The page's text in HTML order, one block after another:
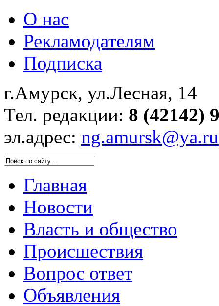
О нас
Рекламодателям
Подписка
г.Амурск, ул.Лесная, 14
Тел. редакции: 8 (42142)
эл.адрес: ng.amursk@ya.ru
Главная
Новости
Власть и общество
Происшествия
Вопрос ответ
Объявления